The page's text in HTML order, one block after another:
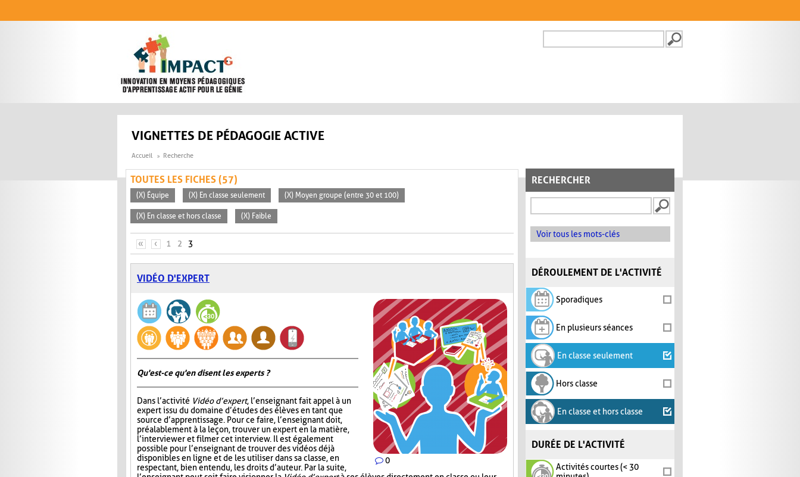
FORMULAIRE DE
VIGNETTES DE PÉDAGOGIE ACTIVE
Accueil Recherche
RECHERCHER
Voir tous les mots-clés
DÉROULEMENT DE L'ACTIVITÉ
Sporadiques
En plusieurs séances
En classe seulement
Hors classe
En classe et hors classe
DURÉE DE L'ACTIVITÉ
Activités courtes (< 30
TOUTES LES FICHES (57)
(X) Équipe (X) En classe seulement (X) Moyen groupe (entre 30 et 100)
(X) En classe et hors classe (X) Faible
PAGES
« ‹ 1 2 3
VIDÉO D'EXPERT
0
Qu'est-ce qu'en disent les experts ?
Dans l’activité Vidéo d’expert, l’enseignant fait appel à un
expert issu du domaine d’études des élèves en tant que
source d’apprentissage. Pour ce faire, l’enseignant doit,
préalablement à la leçon, trouver un expert en la matière,
l’interviewer et filmer cet interview. Il est également
possible pour l’enseignant de trouver des vidéos déjà
disponibles en ligne et de les utiliser dans sa classe, en
respectant, bien entendu, les droits d’auteur. Par la suite,